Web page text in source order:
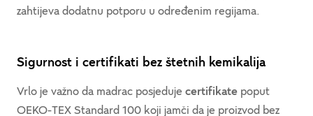
zahtijeva dodatnu potporu u određenim regijama.
Sigurnost i certifikati bez štetnih kemikalija
Vrlo je važno da madrac posjeduje certifikate poput
OEKO-TEX Standard 100 koji jamči da je proizvod bez